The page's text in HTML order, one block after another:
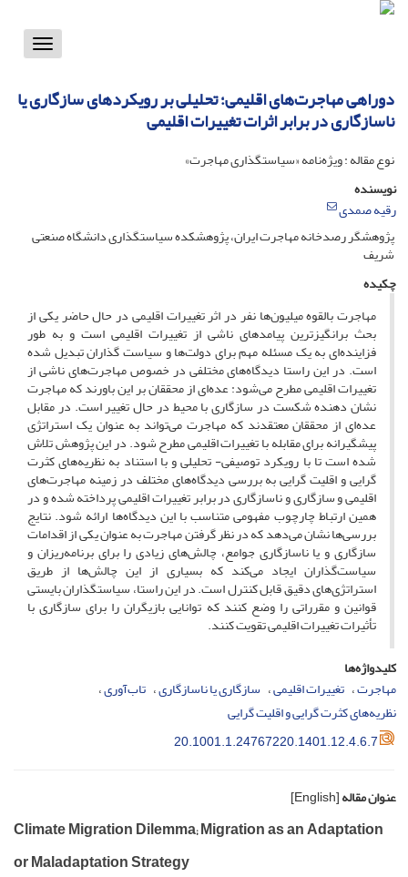
Toggle
دوراهی مهاجرت‌های اقلیمی؛ تحلیلی بر رویکردهای سازگاری یا
ناسازگاری در برابر اثرات تغییرات اقلیمی
نوع مقاله : ویژه‌نامه «سیاستگذاری مهاجرت‌»
نویسنده
رقیه صمدی
پژوهشگر رصدخانه مهاجرت ایران، پژوهشکده سیاستگذاری دانشگاه صنعتی
شریف
چکیده
مهاجرت بالقوه میلیون‌ها نفر در اثر تغییرات اقلیمی در حال حاضر یکی از
بحث برانگیزترین پیامدهای ناشی از تغییرات اقلیمی است و به طور
فزاینده‌ای به یک مسئله مهم برای دولت‌ها و سیاست گذاران تبدیل شده
است. در این راستا دیدگاه‌های مختلفی در خصوص مهاجرت‌های ناشی از
تغییرات اقلیمی مطرح می‌شود: عده‌ای از محققان بر این باورند که مهاجرت
نشان دهنده شکست در سازگاری با محیط در حال تغییر است. در مقابل
عده‌ای از محققان معتقدند که مهاجرت می‌تواند به عنوان یک استراتژی
پیشگیرانه برای مقابله با تغییرات اقلیمی مطرح شود. در این پژوهش تلاش
شده است تا با رویکرد توصیفی- تحلیلی و با استناد به نظریه‌های کثرت
گرایی و اقلیت گرایی به بررسی دیدگاه‌های مختلف در زمینه مهاجرت‌های
اقلیمی و سازگاری و ناسازگاری در برابر تغییرات اقلیمی پرداخته شده و در
همین ارتباط چارچوب مفهومی متناسب با این دیدگاه‌ها ارائه شود. نتایج
بررسی‌ها نشان می‌دهد که در نظر گرفتن مهاجرت به عنوان یکی از اقدامات
سازگاری و یا ناسازگاری جوامع، چالش‌های زیادی را برای برنامه‌ریزان و
سیاست‌گذاران ایجاد می‌کند که بسیاری از این چالش‌ها از طریق
استراتژی‌های دقیق قابل کنترل است. در این راستا، سیاستگذاران بایستی
قوانین و مقرراتی را وضع کنند که توانایی بازیگران را برای سازگاری با
تأثیرات تغییرات اقلیمی تقویت کنند.
کلیدواژه‌ها
مهاجرت تغییرات اقلیمی سازگاری یا ناسازگاری تاب‌آوری
نظریه‌های کثرت گرایی و اقلیت گرایی
20.1001.1.24767220.1401.12.4.6.7
عنوان مقاله[English]
Climate Migration Dilemma; Migration as an Adaptation
or Maladaptation Strategy